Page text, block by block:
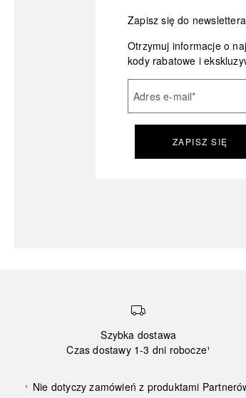
Zapisz się do
Otrzymuj informacje o
kody rabatowe i
Adres e-mail*
ZAPISZ SIĘ
Szybka dostawa
Czas dostawy 1-3 dni robocze¹
¹ Nie dotyczy zamówień z produktami